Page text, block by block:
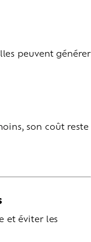
peuvent générer
son coût reste
et éviter les